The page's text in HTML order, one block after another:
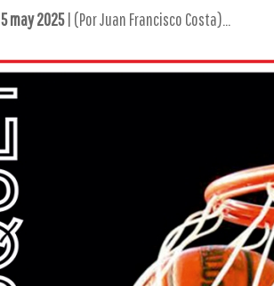
5 may 2025| (Por Juan Francisco Costa)...